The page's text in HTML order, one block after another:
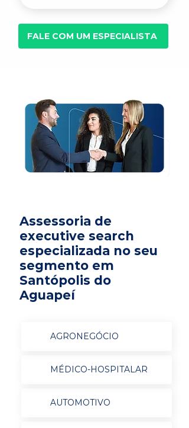
FALE COM UM ESPECIALISTA
Assessoria de
executive search
especializada no seu
segmento em
Santópolis do
Aguapeí
AGRONEGÓCIO
MÉDICO-HOSPITALAR
AUTOMOTIVO